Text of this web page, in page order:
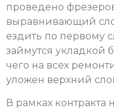
проведено
выравнивающий
ездить по первому
займутся укладкой
чего на всех
уложен верхний
В рамках контракта